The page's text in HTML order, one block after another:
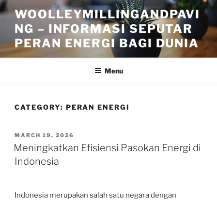
Skip
to
content
WOOLLEYMILLINGANDPAVI
NG – INFORMASI SEPUTAR
PERAN ENERGI BAGI DUNIA
Menu
CATEGORY: PERAN ENERGI
POSTED
ON
MARCH 19, 2026
Meningkatkan Efisiensi Pasokan Energi di
Indonesia
Indonesia merupakan salah satu negara dengan